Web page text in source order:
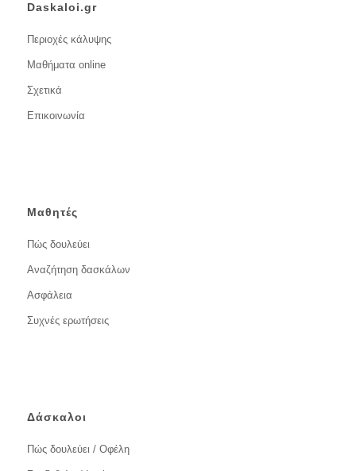
Daskaloi.gr
Περιοχές κάλυψης
Μαθήματα online
Σχετικά
Επικοινωνία
Μαθητές
Πώς δουλεύει
Αναζήτηση δασκάλων
Ασφάλεια
Συχνές ερωτήσεις
Δάσκαλοι
Πώς δουλεύει / Οφέλη